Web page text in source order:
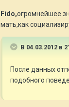
Fido,огромнейшее
мать,как
В 04.03.2012 в
После данных
подобного